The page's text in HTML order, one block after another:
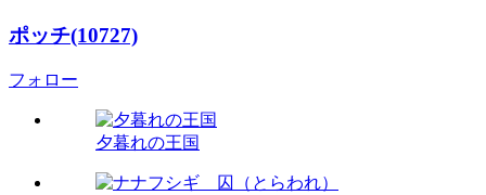
ポッチ(10727)
フォロー
夕暮れの王国